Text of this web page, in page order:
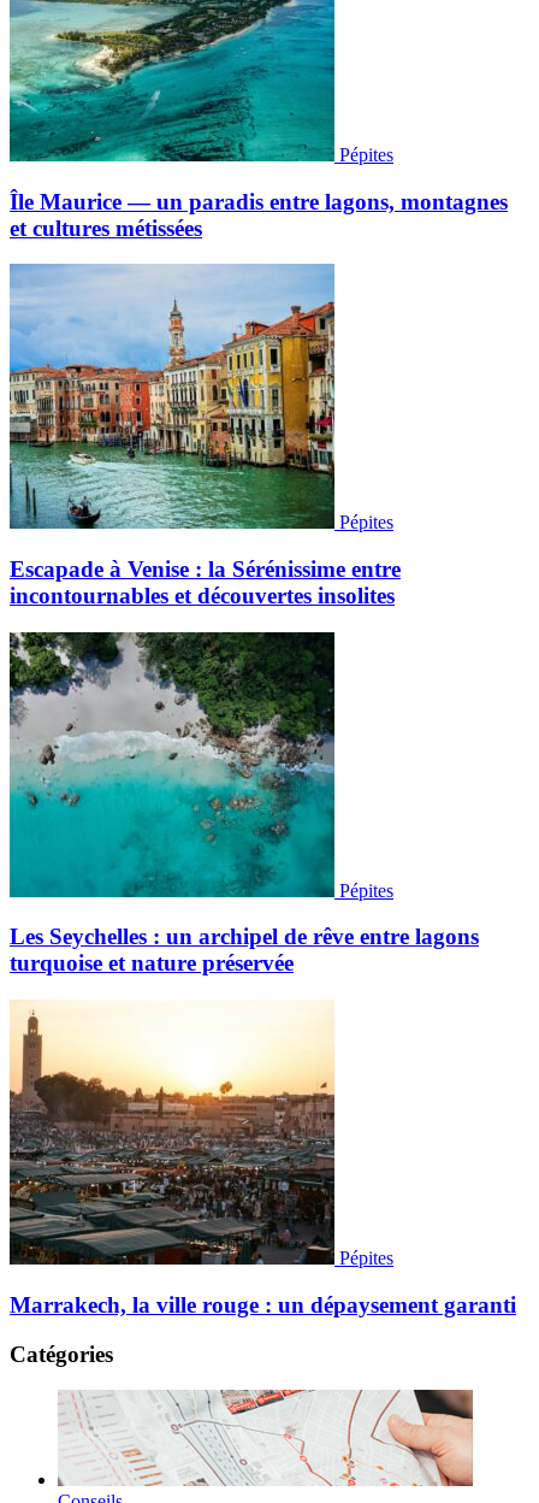
Pépites
Île Maurice — un paradis entre lagons, montagnes
et cultures métissées
Pépites
Escapade à Venise : la Sérénissime entre
incontournables et découvertes insolites
Pépites
Les Seychelles : un archipel de rêve entre lagons
turquoise et nature préservée
Pépites
Marrakech, la ville rouge : un dépaysement garanti
Catégories